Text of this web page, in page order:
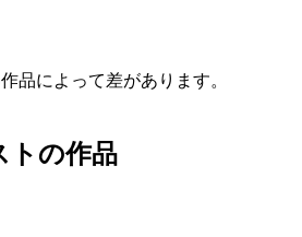
品によって差があります。
トの作品